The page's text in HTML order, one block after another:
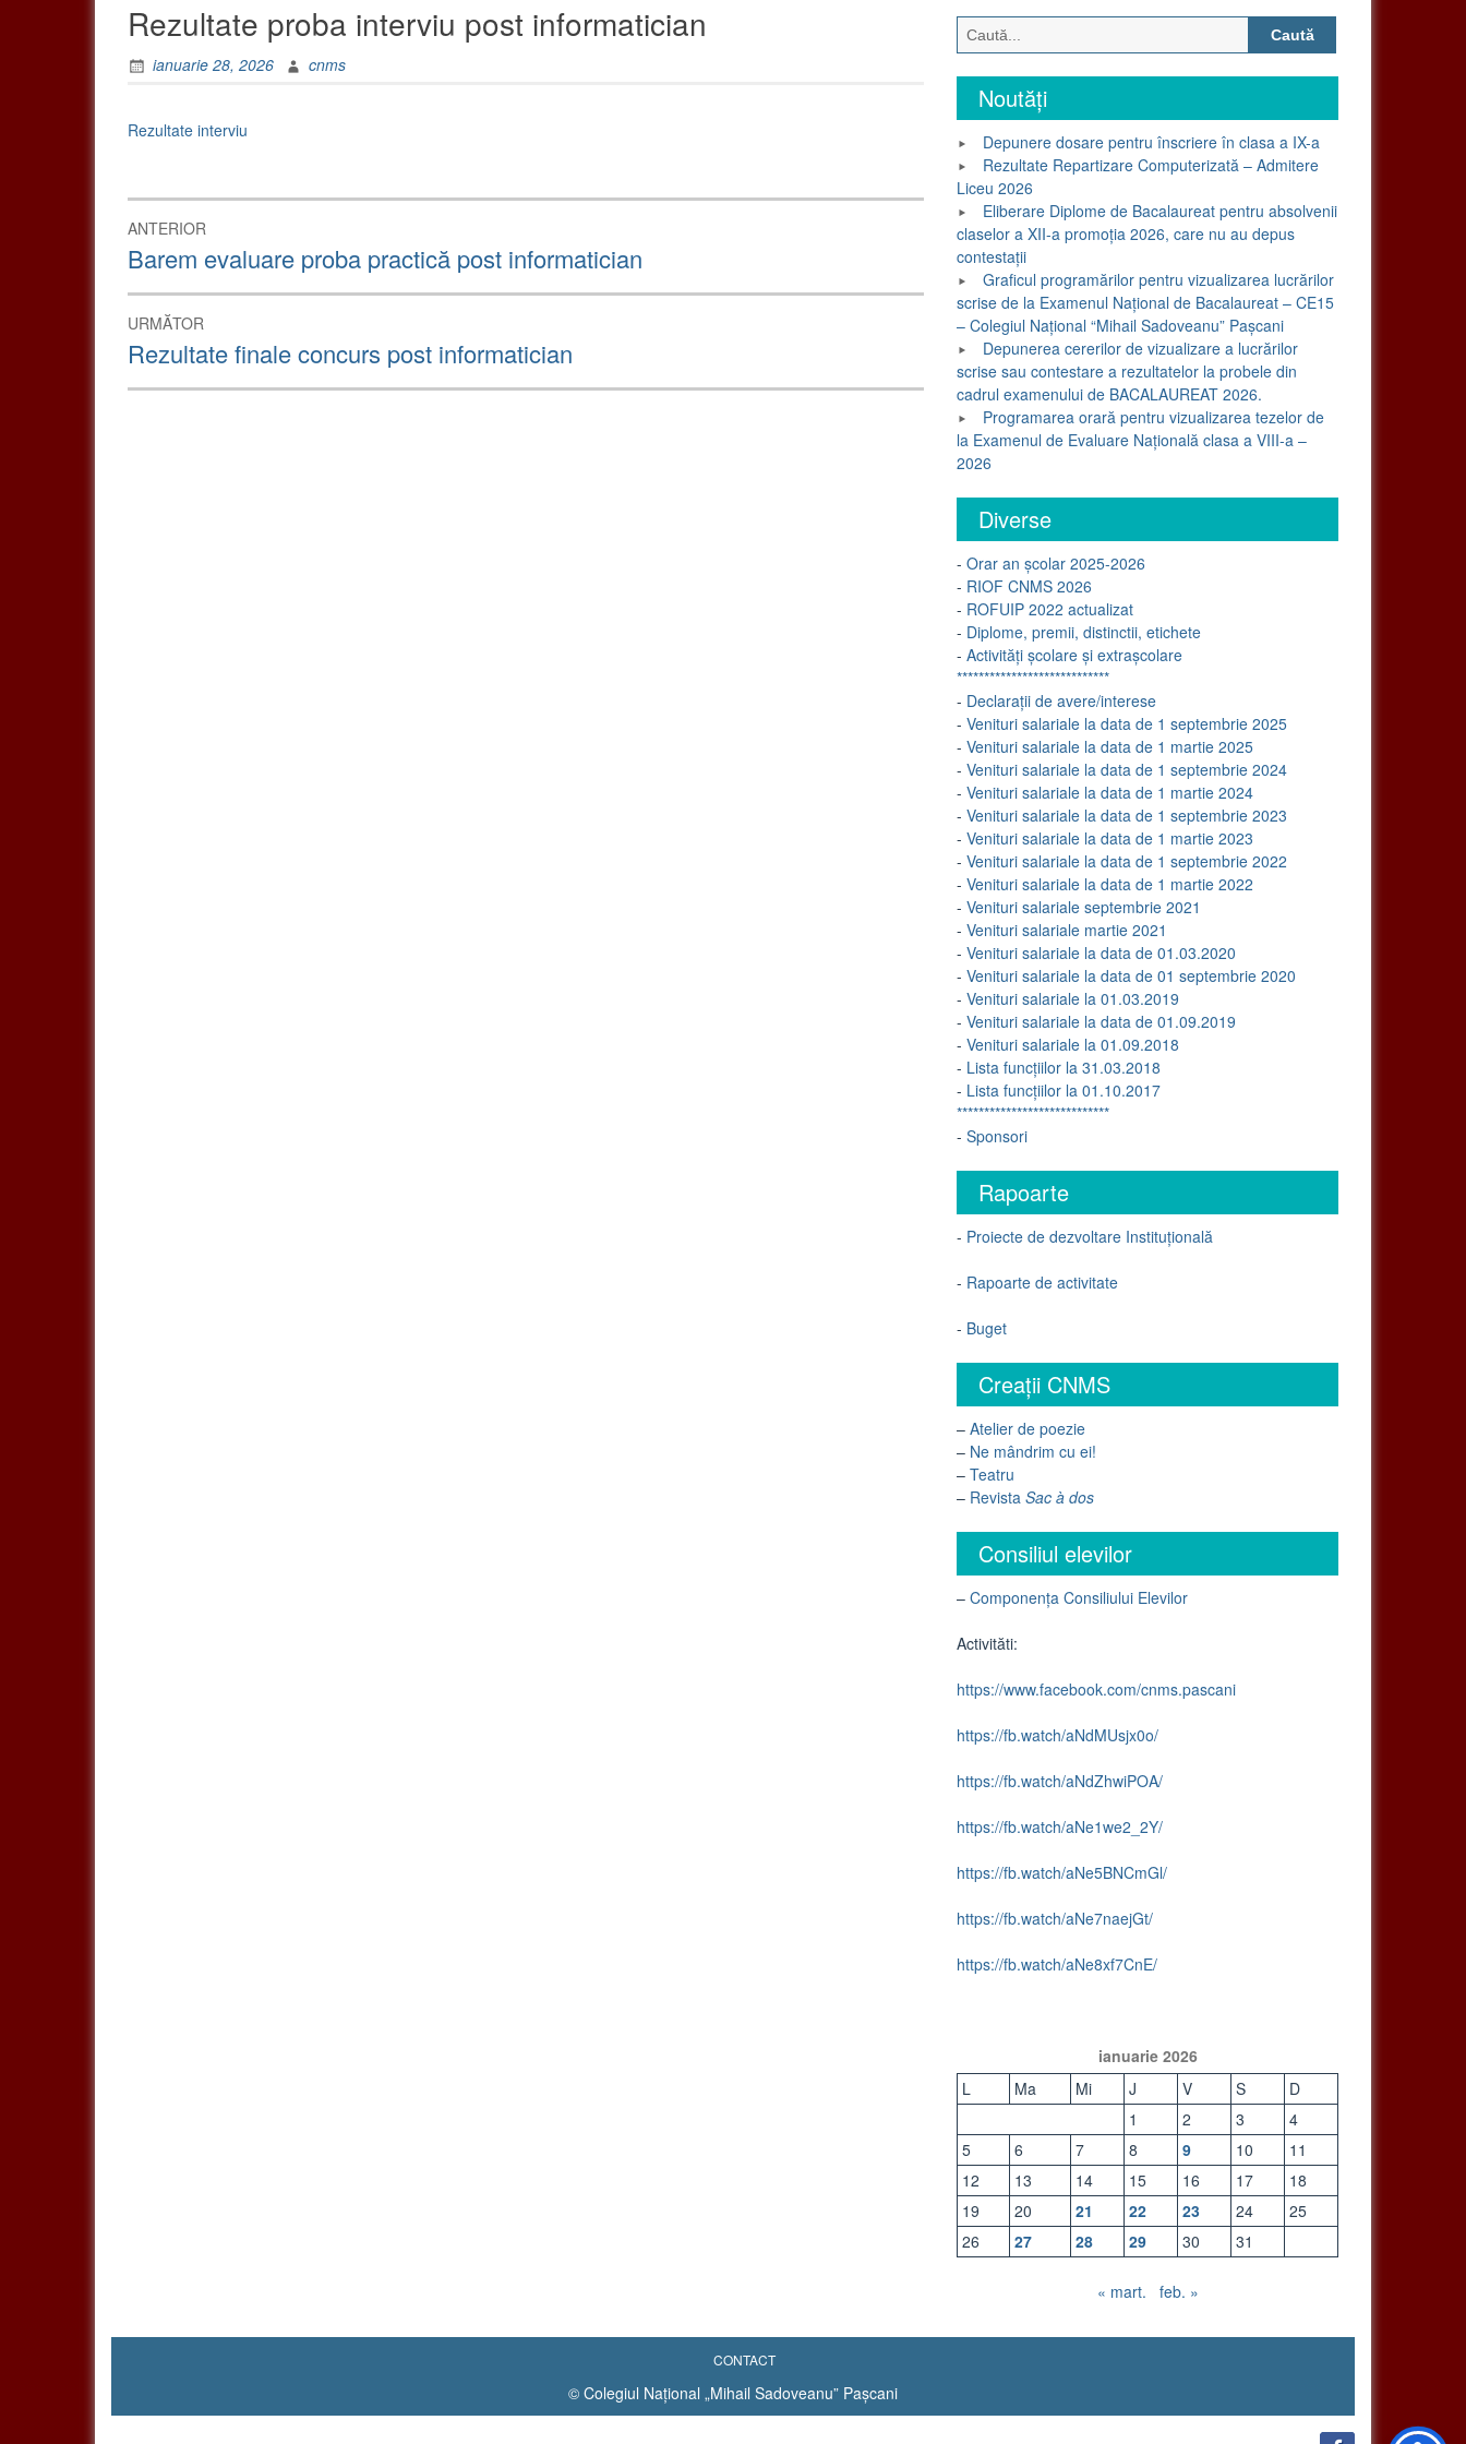
Rezultate proba interviu post informatician
ianuarie 28, 2026 cnms
Rezultate interviu
Navigare
în
articole
ANTERIOR
Articolul
anterior:
Barem evaluare proba practică post informatician
URMĂTOR
Articolul
următor:
Rezultate finale concurs post informatician
Caută
după:
Noutăți
Depunere dosare pentru înscriere în clasa a IX-a
Rezultate Repartizare Computerizată – Admitere
Liceu 2026
Eliberare Diplome de Bacalaureat pentru absolvenii
claselor a XII-a promoția 2026, care nu au depus
contestații
Graficul programărilor pentru vizualizarea lucrărilor
scrise de la Examenul Național de Bacalaureat – CE15
– Colegiul Național “Mihail Sadoveanu” Pașcani
Depunerea cererilor de vizualizare a lucrărilor
scrise sau contestare a rezultatelor la probele din
cadrul examenului de BACALAUREAT 2026.
Programarea orară pentru vizualizarea tezelor de
la Examenul de Evaluare Națională clasa a VIII-a –
2026
Diverse
- Orar an școlar 2025-2026
- RIOF CNMS 2026
- ROFUIP 2022 actualizat
- Diplome, premii, distinctii, etichete
- Activități școlare și extrașcolare
****************************
- Declarații de avere/interese
- Venituri salariale la data de 1 septembrie 2025
- Venituri salariale la data de 1 martie 2025
- Venituri salariale la data de 1 septembrie 2024
- Venituri salariale la data de 1 martie 2024
- Venituri salariale la data de 1 septembrie 2023
- Venituri salariale la data de 1 martie 2023
- Venituri salariale la data de 1 septembrie 2022
- Venituri salariale la data de 1 martie 2022
- Venituri salariale septembrie 2021
- Venituri salariale martie 2021
- Venituri salariale la data de 01.03.2020
- Venituri salariale la data de 01 septembrie 2020
- Venituri salariale la 01.03.2019
- Venituri salariale la data de 01.09.2019
- Venituri salariale la 01.09.2018
- Lista funcțiilor la 31.03.2018
- Lista funcțiilor la 01.10.2017
****************************
- Sponsori
Rapoarte
- Proiecte de dezvoltare Instituțională
- Rapoarte de activitate
- Buget
Creații CNMS
– Atelier de poezie
– Ne mândrim cu ei!
– Teatru
– Revista Sac à dos
Consiliul elevilor
– Componența Consiliului Elevilor
Activităti:
https://www.facebook.com/cnms.pascani
https://fb.watch/aNdMUsjx0o/
https://fb.watch/aNdZhwiPOA/
https://fb.watch/aNe1we2_2Y/
https://fb.watch/aNe5BNCmGl/
https://fb.watch/aNe7naejGt/
https://fb.watch/aNe8xf7CnE/
ianuarie 2026
L
Ma Mi J V S
D
1
2 3
4
5
6 7 8 9 10
11
12
13 14 15 16 17
18
19
20 21 22 23 24
25
26
27 28 29 30 31
« mart. feb. »
CONTACT
© Colegiul Național „Mihail Sadoveanu” Pașcani